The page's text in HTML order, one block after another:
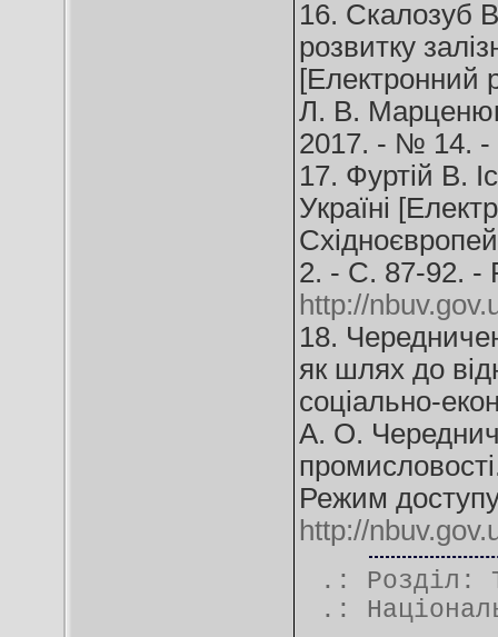
16. Скалозуб
розвитку
Л. В. Марценюк
2017. - № 14. -
17. Фуртій В.
Україні
2. - С. 87-92. -
http://
18.
як шлях до
соціально-
А. О.
Режим
http://
.: Розділ:
.: